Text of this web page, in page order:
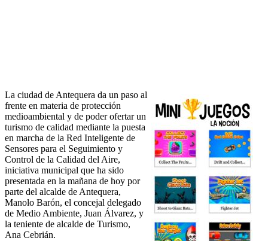
La ciudad de Antequera da un paso al
frente en materia de protección
medioambiental y de poder ofertar un
turismo de calidad mediante la puesta
en marcha de la Red Inteligente de
Sensores para el Seguimiento y
Control de la Calidad del Aire,
iniciativa municipal que ha sido
presentada en la mañana de hoy por
parte del alcalde de Antequera,
Manolo Barón, el concejal delegado
de Medio Ambiente, Juan Álvarez, y
la teniente de alcalde de Turismo,
Ana Cebrián.